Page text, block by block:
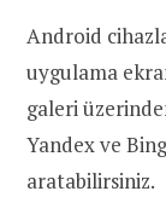
Android
uygulama
galeri
Yandex ve
aratabilirsiniz.